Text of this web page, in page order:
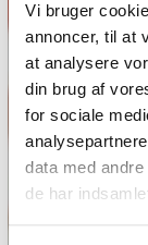
Vi bruger
annoncer, til at
at analysere
din brug af
for sociale
data med
de har